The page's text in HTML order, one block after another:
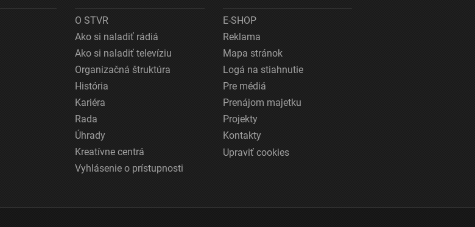
O STVR
Ako si naladiť rádiá
Ako si naladiť televíziu
Organizačná štruktúra
História
Kariéra
Rada
Úhrady
Kreatívne centrá
Vyhlásenie o prístupnosti
E-SHOP
Reklama
Mapa stránok
Logá na stiahnutie
Pre médiá
Prenájom majetku
Projekty
Kontakty
Upraviť cookies